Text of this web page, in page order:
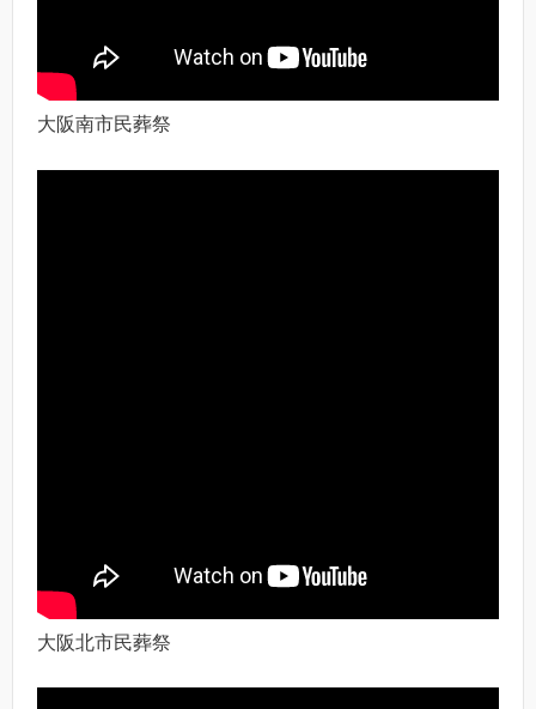
大阪南市民葬祭
大阪北市民葬祭